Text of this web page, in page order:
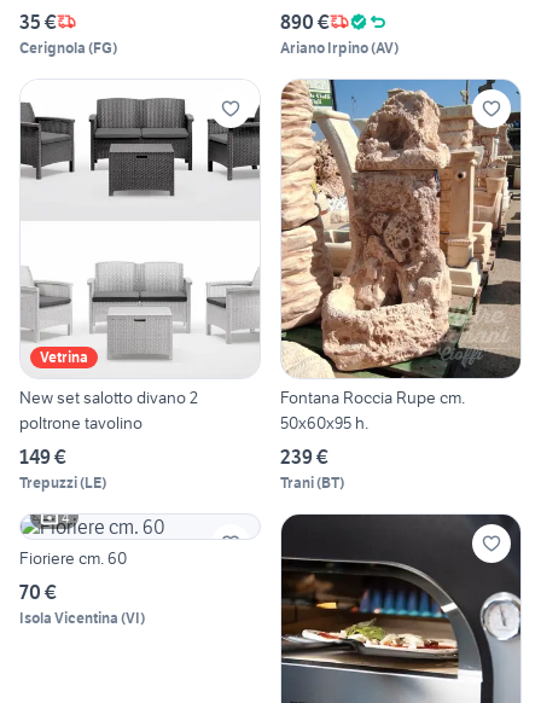
35 €
Cerignola (FG)
890 €
Ariano Irpino(AV)
Vetrina
New set salotto divano 2
poltrone tavolino
149 €
Trepuzzi(LE)
Fontana Roccia Rupe cm.
50x60x95 h.
239 €
Trani(BT)
4
Fioriere cm. 60
70 €
Isola Vicentina (VI)